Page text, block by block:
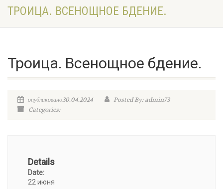
ТРОИЦА. ВСЕНОЩНОЕ БДЕНИЕ.
Троица. Всенощное бдение.
опубликовано30.04.2024
Posted By: admin73
Categories:
Details
Date:
22 июня